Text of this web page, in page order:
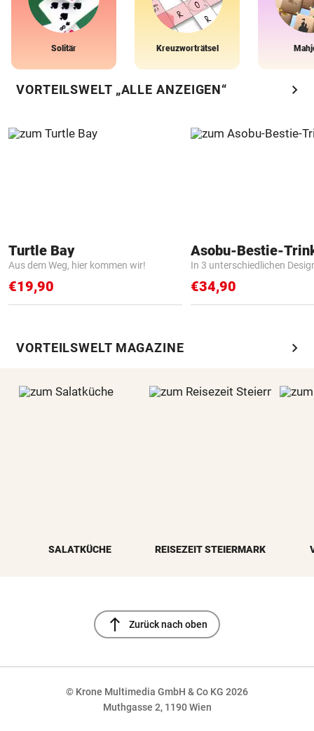
Solitär Kreuzworträtsel
VORTEILSWELT „ALLE ANZEIGEN“ chevron_right
Turtle Bay
Aus dem Weg, hier kommen wir!
€19,90
Asobu-Bestie-
In 3 unterschiedlichen
€34,90
VORTEILSWELT MAGAZINE chevron_right
SALATKÜCHE REISEZEIT STEIERMARK
north Zurück nach oben
© Krone Multimedia GmbH & Co KG 2026
Muthgasse 2, 1190 Wien